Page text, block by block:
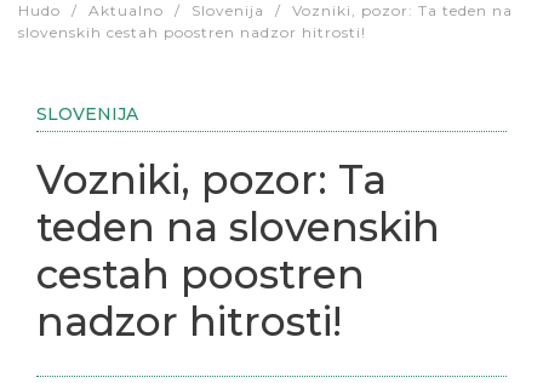
Hudo / Aktualno / Slovenija /
Vozniki, pozor: Ta teden na
slovenskih cestah poostren nadzor hitrosti!
SLOVENIJA
Vozniki, pozor: Ta
teden na slovenskih
cestah poostren
nadzor hitrosti!